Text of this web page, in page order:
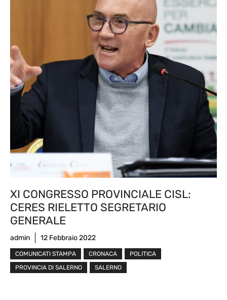
XI CONGRESSO PROVINCIALE CISL:
CERES RIELETTO SEGRETARIO
GENERALE
admin 12 Febbraio 2022
COMUNICATI STAMPA CRONACA
POLITICA
PROVINCIA DI SALERNO
SALERNO